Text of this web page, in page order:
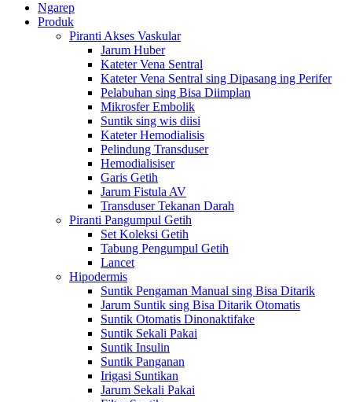
Ngarep
Produk
Piranti Akses Vaskular
Jarum Huber
Kateter Vena Sentral
Kateter Vena Sentral sing Dipasang ing Perifer
Pelabuhan sing Bisa Diimplan
Mikrosfer Embolik
Suntik sing wis diisi
Kateter Hemodialisis
Pelindung Transduser
Hemodialisiser
Garis Getih
Jarum Fistula AV
Transduser Tekanan Darah
Piranti Pangumpul Getih
Set Koleksi Getih
Tabung Pengumpul Getih
Lancet
Hipodermis
Suntik Pengaman Manual sing Bisa Ditarik
Jarum Suntik sing Bisa Ditarik Otomatis
Suntik Otomatis Dinonaktifake
Suntik Sekali Pakai
Suntik Insulin
Suntik Panganan
Irigasi Suntikan
Jarum Sekali Pakai